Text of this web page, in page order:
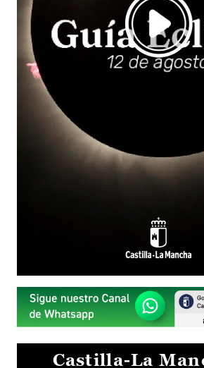
Castilla-La